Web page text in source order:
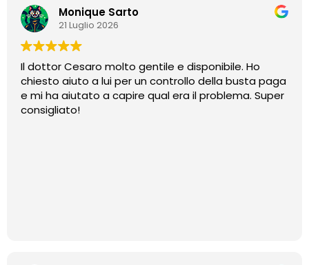
Monique Sarto
21 Luglio 2026
Il dottor Cesaro molto gentile e disponibile. Ho
chiesto aiuto a lui per un controllo della busta paga
e mi ha aiutato a capire qual era il problema. Super
consigliato!